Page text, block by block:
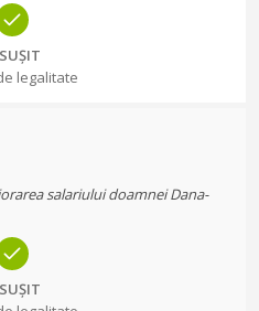
legalitate
salariului doamnei Dana-